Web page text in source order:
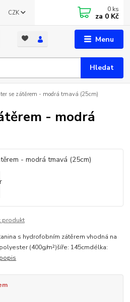
Menu
CZK
Hledat
0 ks
za 0 Kč
se zátěrem - modrá tmavá (25cm)
- modrá
produkt
s hydrofobním zátěrem vhodná na
(400g/m²)šíře: 145cmdélka: